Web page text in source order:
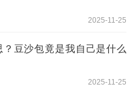
2025-11-25
豆沙包竟是我自己是什么
2025-11-25